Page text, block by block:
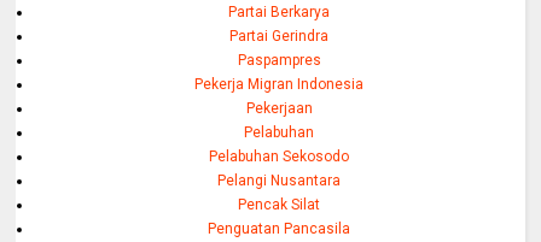
Partai Berkarya
Partai Gerindra
Paspampres
Pekerja Migran Indonesia
Pekerjaan
Pelabuhan
Pelabuhan Sekosodo
Pelangi Nusantara
Pencak Silat
Penguatan Pancasila